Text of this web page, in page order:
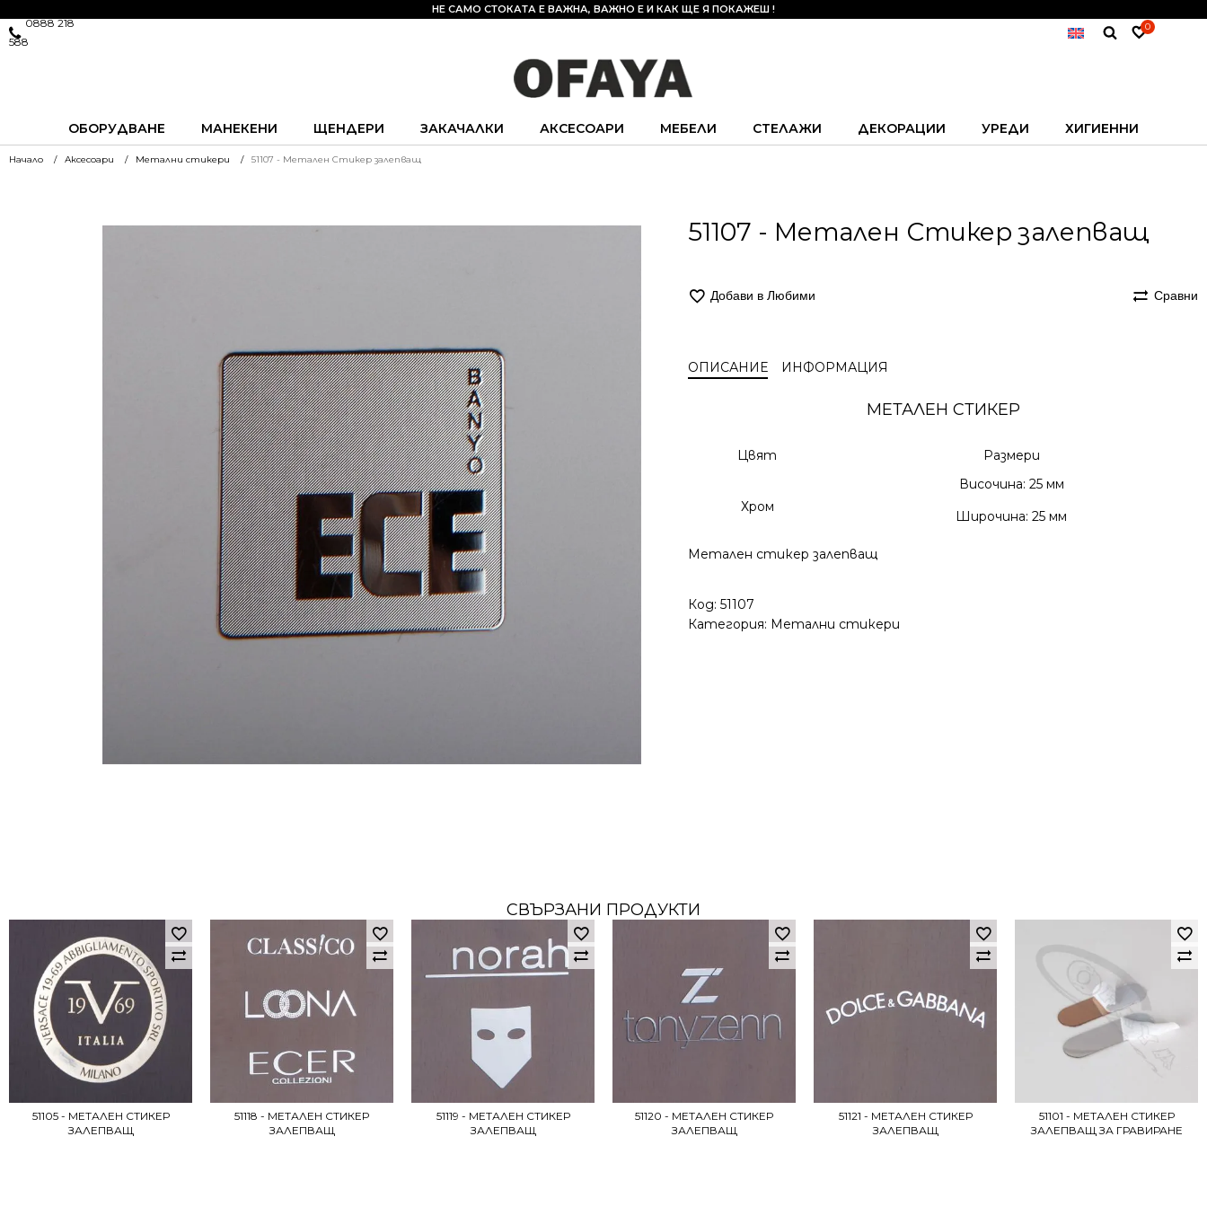
ОБОРУДВАНЕ МАНЕКЕНИ ЩЕНДЕРИ ЗАКАЧАЛКИ АКСЕСОАРИ МЕБЕЛИ СТЕЛАЖИ ДЕКОРАЦИИ УРЕДИ ХИГИЕННИ
0
0888 218
588
НЕ САМО СТОКАТА Е ВАЖНА, ВАЖНО Е И КАК ЩЕ Я ПОКАЖЕШ !
Начало Аксесоари Метални стикери 51107 - Метален Стикер залепващ
51107 - Метален Стикер залепващ
Добави в Любими Сравни
ОПИСАНИЕ ИНФОРМАЦИЯ
МЕТАЛЕН СТИКЕР
Цвят Размери
Хром
Височина: 25 мм
Широчина: 25 мм
Метален стикер залепващ
Код: 51107
Категория: Метални стикери
СВЪРЗАНИ ПРОДУКТИ
51105 - МЕТАЛЕН СТИКЕР
ЗАЛЕПВАЩ
51118 - МЕТАЛЕН СТИКЕР
ЗАЛЕПВАЩ
51119 - МЕТАЛЕН СТИКЕР
ЗАЛЕПВАЩ
51120 - МЕТАЛЕН СТИКЕР
ЗАЛЕПВАЩ
51121 - МЕТАЛЕН СТИКЕР
ЗАЛЕПВАЩ
51101 - МЕТАЛЕН СТИКЕР
ЗАЛЕПВАЩ ЗА ГРАВИРАНЕ